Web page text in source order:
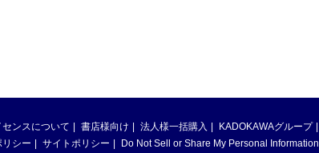
センスについて 書店様向け 法人様一括購入
KADOKAWAグループ
シー サイトポリシー
Do Not Sell or Share My Personal Information